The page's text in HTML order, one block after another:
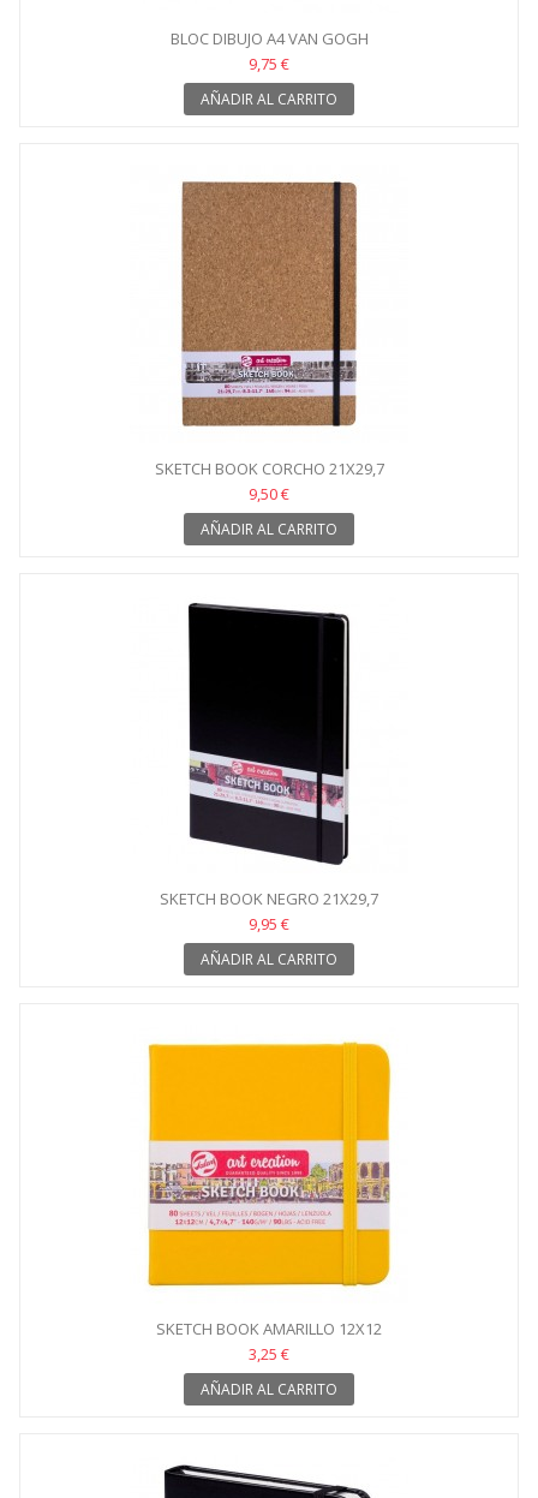
BLOC DIBUJO A4 VAN GOGH
9,75 €
AÑADIR AL CARRITO
SKETCH BOOK CORCHO 21X29,7
9,50 €
AÑADIR AL CARRITO
SKETCH BOOK NEGRO 21X29,7
9,95 €
AÑADIR AL CARRITO
SKETCH BOOK AMARILLO 12X12
3,25 €
AÑADIR AL CARRITO